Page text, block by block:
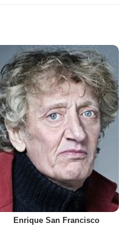
Enrique San Francisco